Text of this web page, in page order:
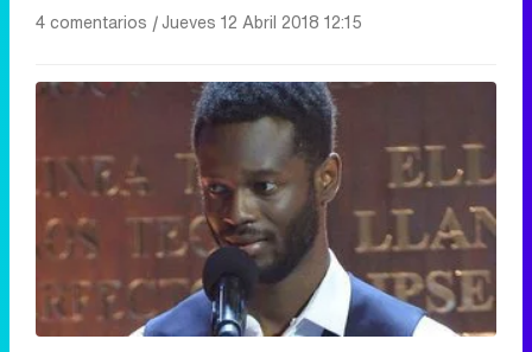
4 comentarios |Jueves 12 Abril 2018 12:15